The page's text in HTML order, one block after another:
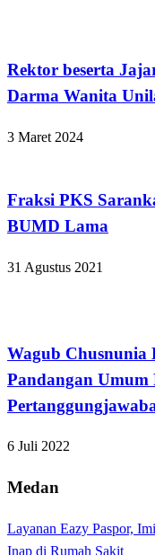
Rektor beserta
Darma Wanita
3 Maret 2024
Fraksi PKS
BUMD Lama
31 Agustus 2021
Wagub
Pandangan Umum
6 Juli 2022
Medan
Layanan Eazy Paspor,
Inap di Rumah Sakit